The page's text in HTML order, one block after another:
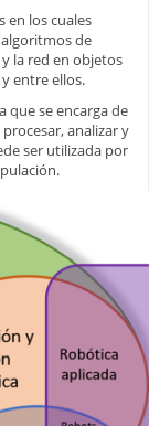
en los cuales
de
la red en objetos
entre ellos.
que se encarga de
analizar y
ser utilizada por